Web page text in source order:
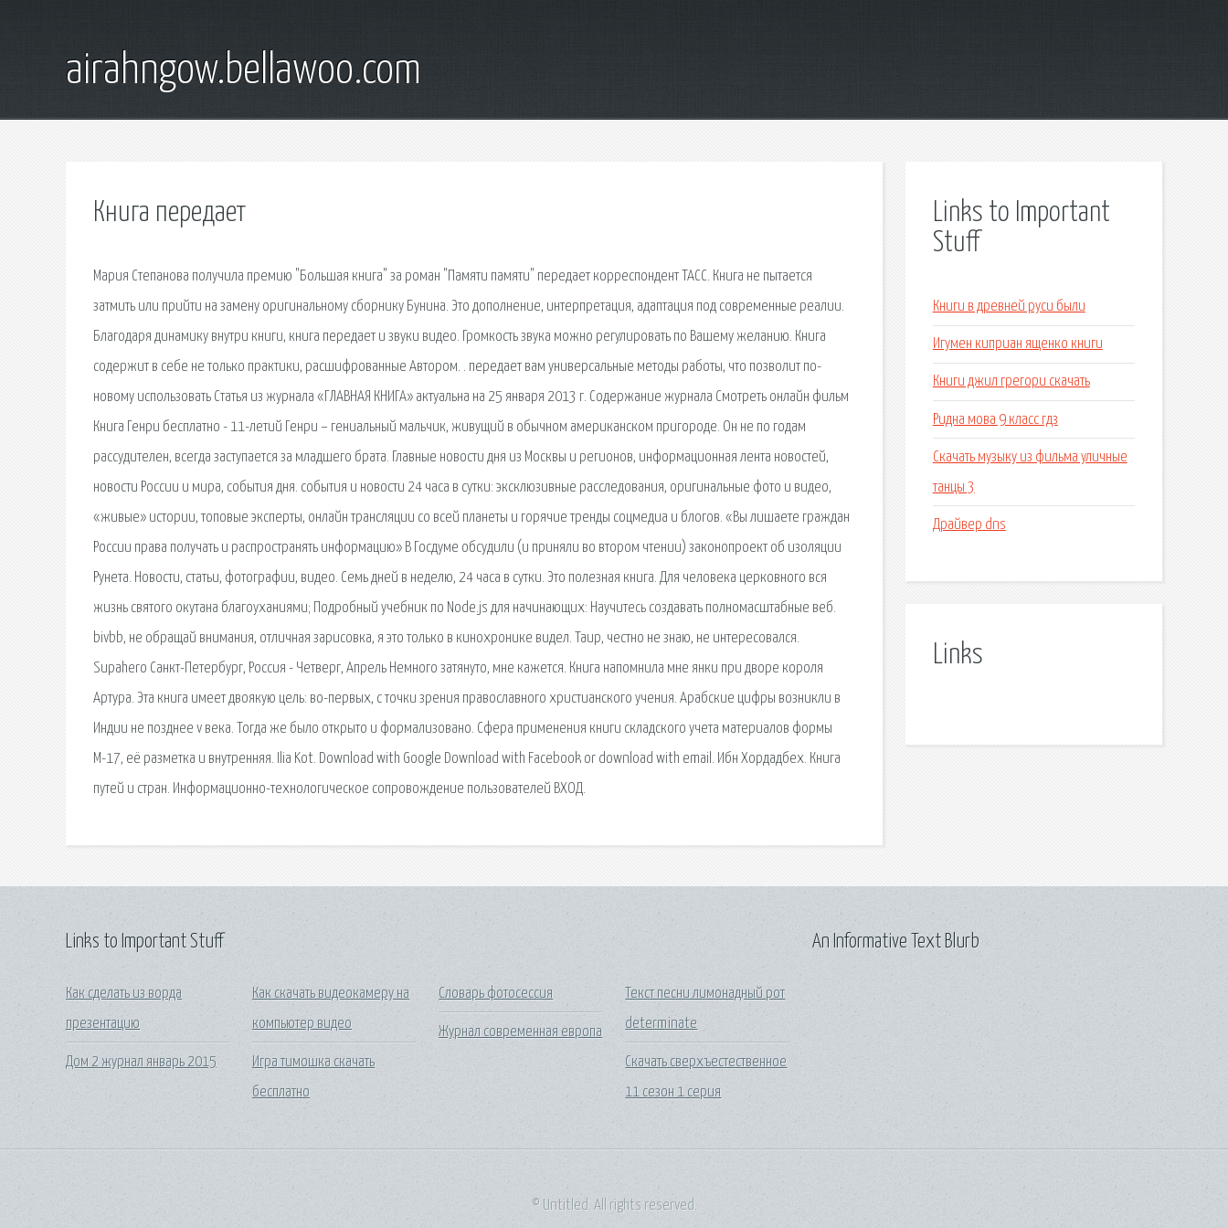
airahngow.bellawoo.com
Книга передает
Мария Степанова получила премию "Большая книга" за роман "Памяти памяти" передает корреспондент ТАСС. Книга не пытается
затмить или прийти на замену оригинальному сборнику Бунина. Это дополнение, интерпретация, адаптация под современные реалии.
Благодаря динамику внутри книги, книга передает и звуки видео. Громкость звука можно регулировать по Вашему желанию. Книга
содержит в себе не только практики, расшифрованные Автором. . передает вам универсальные методы работы, что позволит по-
новому использовать Статья из журнала «ГЛАВНАЯ КНИГА» актуальна на 25 января 2013 г. Содержание журнала Смотреть онлайн фильм
Книга Генри бесплатно - 11-летий Генри – гениальный мальчик, живущий в обычном американском пригороде. Он не по годам
рассудителен, всегда заступается за младшего брата. Главные новости дня из Москвы и регионов, информационная лента новостей,
новости России и мира, события дня. cобытия и новости 24 часа в сутки: эксклюзивные расследования, оригинальные фото и видео,
«живые» истории, топовые эксперты, онлайн трансляции со всей планеты и горячие тренды соцмедиа и блогов. «Вы лишаете граждан
России права получать и распространять информацию» В Госдуме обсудили (и приняли во втором чтении) законопроект об изоляции
Рунета. Новости, статьи, фотографии, видео. Семь дней в неделю, 24 часа в сутки. Это полезная книга. Для человека церковного вся
жизнь святого окутана благоуханиями; Подробный учебник по Node.js для начинающих: Научитесь создавать полномасштабные веб.
bivbb, не обращай внимания, отличная зарисовка, я это только в кинохронике видел. Таир, честно не знаю, не интересовался.
Supahero Санкт-Петербург, Россия - Четверг, Апрель Немного затянуто, мне кажется. Книга напомнила мне янки при дворе короля
Артура. Эта книга имеет двоякую цель: во-первых, с точки зрения православного христианского учения. Арабские цифры возникли в
Индии не позднее v века. Тогда же было открыто и формализовано. Сфера применения книги складского учета материалов формы
М-17, её разметка и внутренняя. Ilia Kot. Download with Google Download with Facebook or download with email. Ибн Хордадбех. Книга
путей и стран. Информационно-технологическое сопровождение пользователей ВХОД.
Links to Important
Stuff
Книги в древней руси были
Игумен киприан ященко книги
Книги джил грегори скачать
Ридна мова 9 класс гдз
Скачать музыку из фильма уличные
танцы 3
Драйвер dns
Links
Links to Important Stuff
Как сделать из ворда
презентацию
Дом 2 журнал январь 2015
Как скачать видеокамеру на
компьютер видео
Игра тимошка скачать
бесплатно
Словарь фотосессия
Журнал современная европа
Текст песни лимонадный рот
determinate
Скачать сверхъестественное
11 сезон 1 серия
An Informative Text Blurb
© Untitled. All rights reserved.